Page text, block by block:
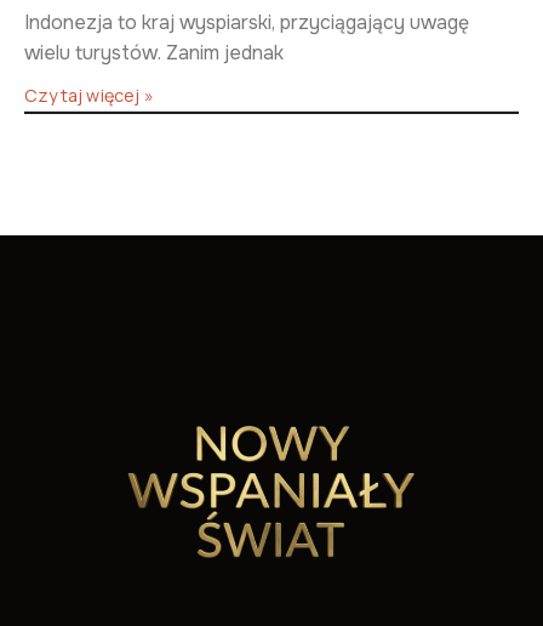
Indonezja to kraj wyspiarski, przyciągający uwagę
wielu turystów. Zanim jednak
Czytaj więcej »